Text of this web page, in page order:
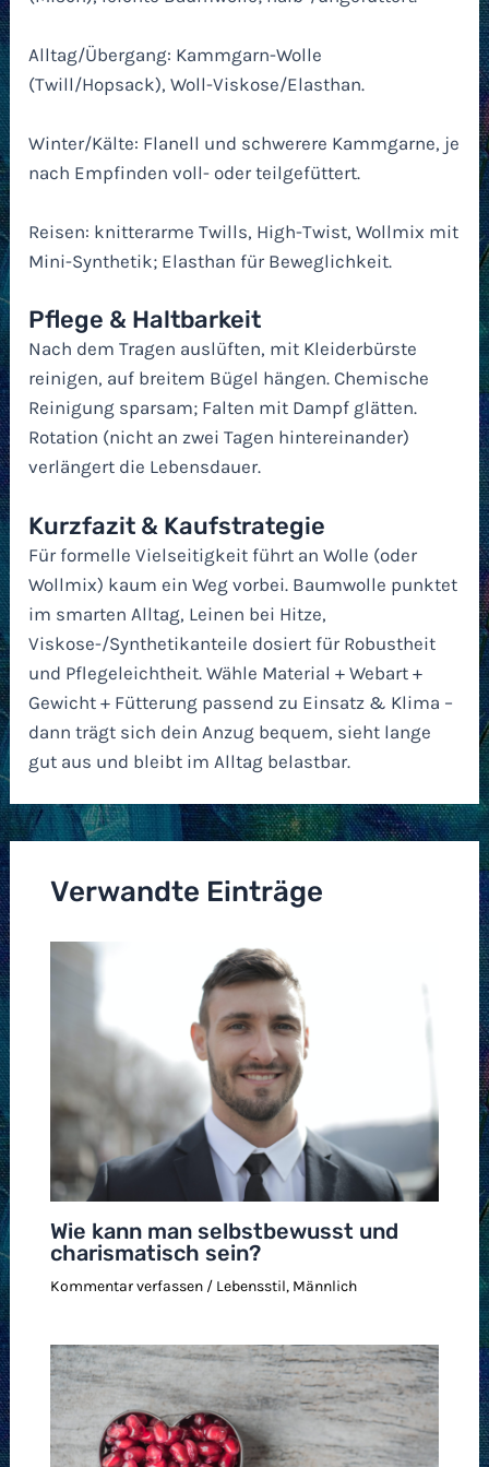
Alltag/Übergang: Kammgarn-Wolle
(Twill/Hopsack), Woll-Viskose/Elasthan.
Winter/Kälte: Flanell und schwerere Kammgarne, je
nach Empfinden voll- oder teilgefüttert.
Reisen: knitterarme Twills, High-Twist, Wollmix mit
Mini-Synthetik; Elasthan für Beweglichkeit.
Pflege & Haltbarkeit
Nach dem Tragen auslüften, mit Kleiderbürste
reinigen, auf breitem Bügel hängen. Chemische
Reinigung sparsam; Falten mit Dampf glätten.
Rotation (nicht an zwei Tagen hintereinander)
verlängert die Lebensdauer.
Kurzfazit & Kaufstrategie
Für formelle Vielseitigkeit führt an Wolle (oder
Wollmix) kaum ein Weg vorbei. Baumwolle punktet
im smarten Alltag, Leinen bei Hitze,
Viskose-/Synthetikanteile dosiert für Robustheit
und Pflegeleichtheit. Wähle Material + Webart +
Gewicht + Fütterung passend zu Einsatz & Klima –
dann trägt sich dein Anzug bequem, sieht lange
gut aus und bleibt im Alltag belastbar.
Verwandte Einträge
Wie kann man selbstbewusst und
charismatisch sein?
Kommentar verfassen / Lebensstil, Männlich